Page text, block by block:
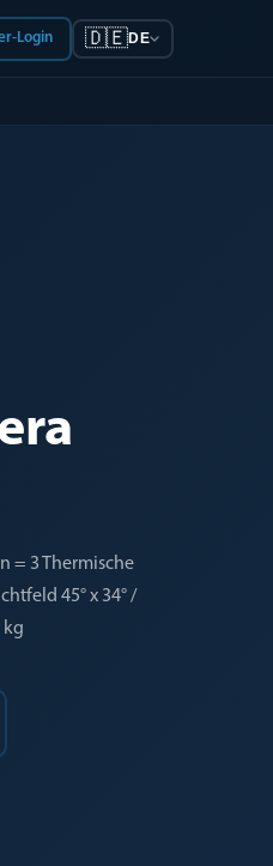
Login 🇩🇪DE
= 3 Thermische
45° x 34° /
kg